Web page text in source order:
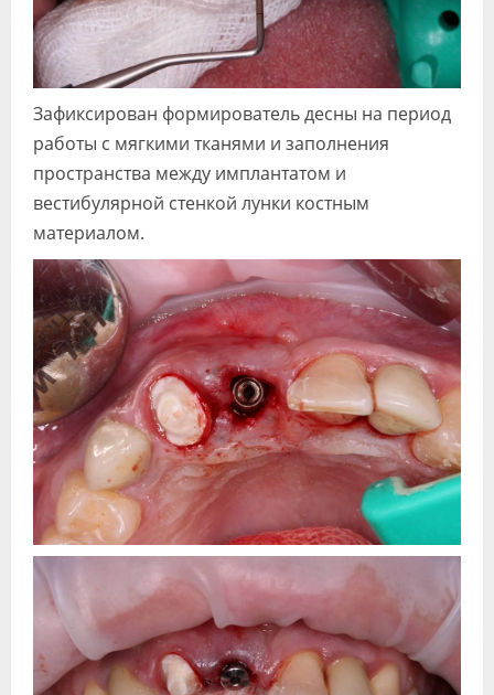
Зафиксирован формирователь десны на период
работы с мягкими тканями и заполнения
пространства между имплантатом и
вестибулярной стенкой лунки костным
материалом.